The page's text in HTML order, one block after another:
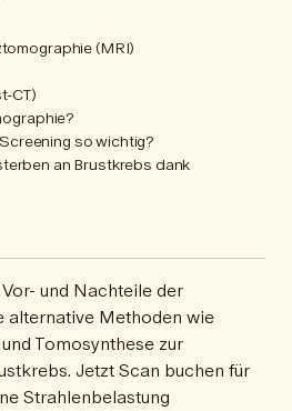
(MRI)
CT)
so wichtig?
an Brustkrebs dank
und Nachteile der
Methoden wie
Tomosynthese zur
Jetzt Scan buchen für
Strahlenbelastung